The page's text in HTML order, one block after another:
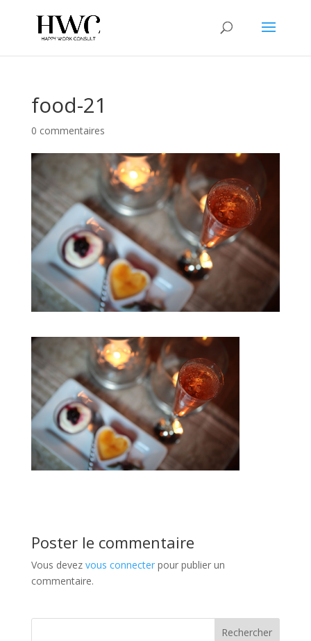
food-21
0 commentaires
Poster le commentaire
Vous devez vous connecterpour publier un
commentaire.